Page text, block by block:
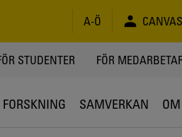
A-Ö CANVAS
STUDENTER FÖR
FORSKNING SAMVERKAN